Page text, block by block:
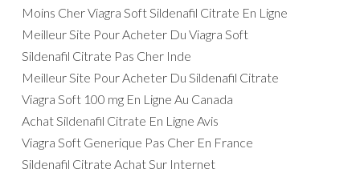
Moins Cher Viagra Soft Sildenafil Citrate En Ligne
Meilleur Site Pour Acheter Du Viagra Soft
Sildenafil Citrate Pas Cher Inde
Meilleur Site Pour Acheter Du Sildenafil Citrate
Viagra Soft 100 mg En Ligne Au Canada
Achat Sildenafil Citrate En Ligne Avis
Viagra Soft Generique Pas Cher En France
Sildenafil Citrate Achat Sur Internet